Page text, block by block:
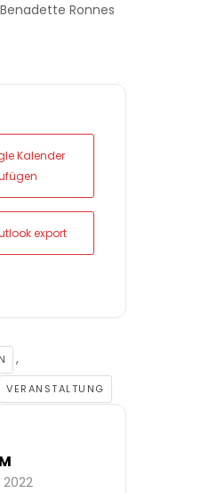
Ronnes
Kalender
export
,
VERANSTALTUNG
2022